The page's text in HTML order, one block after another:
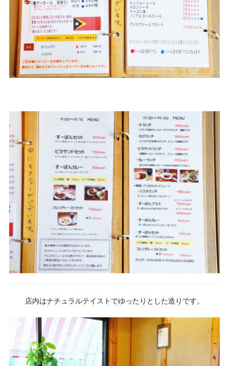
店内はナチュラルテイストでゆったりとした造りです。